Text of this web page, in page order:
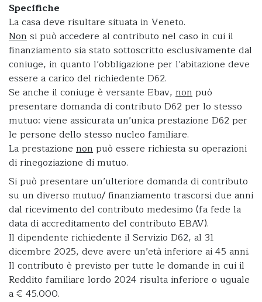
Specifiche
La casa deve risultare situata in Veneto.
Nonsi può accedere al contributo nel caso in cui il
finanziamento sia stato sottoscritto esclusivamente dal
coniuge, in quanto l’obbligazione per l’abitazione deve
essere a carico del richiedente D62.
Se anche il coniuge è versante Ebav, nonpuò
presentare domanda di contributo D62 per lo stesso
mutuo: viene assicurata un’unica prestazione D62 per
le persone dello stesso nucleo familiare.
La prestazione nonpuò essere richiesta su operazioni
di rinegoziazione di mutuo.
Si può presentare un’ulteriore domanda di contributo
su un diverso mutuo/ finanziamento trascorsi due anni
dal ricevimento del contributo medesimo (fa fede la
data di accreditamento del contributo EBAV).
Il dipendente richiedente il Servizio D62, al 31
dicembre 2025, deve avere un’età inferiore ai 45 anni.
Il contributo è previsto per tutte le domande in cui il
Reddito familiare lordo 2024 risulta inferiore o uguale
a € 45.000.